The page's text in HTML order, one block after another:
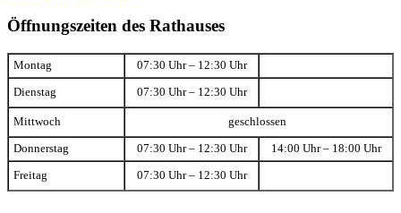
Öffnungszeiten des Rathauses
Montag 07:30 Uhr – 12:30 Uhr
Dienstag 07:30 Uhr – 12:30 Uhr
Mittwoch geschlossen
Donnerstag 07:30 Uhr – 12:30 Uhr 14:00 Uhr – 18:00 Uhr
Freitag 07:30 Uhr – 12:30 Uhr